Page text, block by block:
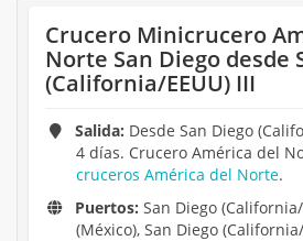
Crucero Minicrucero
Norte San Diego desde
(California/EEUU) III
Salida: Desde San Diego
4 días. Crucero América del
cruceros América del Norte.
Puertos: San Diego
(México), San Diego (California/